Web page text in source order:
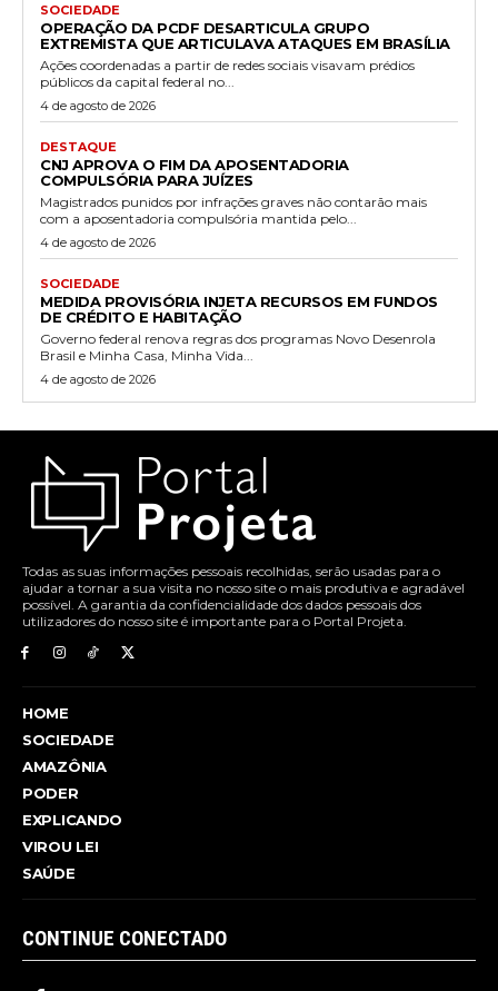
SOCIEDADE
OPERAÇÃO DA PCDF DESARTICULA GRUPO
EXTREMISTA QUE ARTICULAVA ATAQUES EM BRASÍLIA
Ações coordenadas a partir de redes sociais visavam prédios
públicos da capital federal no...
4 de agosto de 2026
DESTAQUE
CNJ APROVA O FIM DA APOSENTADORIA
COMPULSÓRIA PARA JUÍZES
Magistrados punidos por infrações graves não contarão mais
com a aposentadoria compulsória mantida pelo...
4 de agosto de 2026
SOCIEDADE
MEDIDA PROVISÓRIA INJETA RECURSOS EM FUNDOS
DE CRÉDITO E HABITAÇÃO
Governo federal renova regras dos programas Novo Desenrola
Brasil e Minha Casa, Minha Vida...
4 de agosto de 2026
Todas as suas informações pessoais recolhidas, serão usadas para o
ajudar a tornar a sua visita no nosso site o mais produtiva e agradável
possível. A garantia da confidencialidade dos dados pessoais dos
utilizadores do nosso site é importante para o Portal Projeta.
HOME
SOCIEDADE
AMAZÔNIA
PODER
EXPLICANDO
VIROU LEI
SAÚDE
CONTINUE CONECTADO